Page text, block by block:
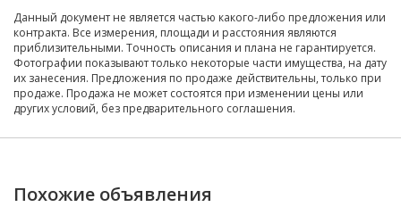
Данный документ не является частью какого-либо предложения или
контракта. Все измерения, площади и расстояния являются
приблизительными. Точность описания и плана не гарантируется.
Фотографии показывают только некоторые части имущества, на дату
их занесения. Предложения по продаже действительны, только при
продаже. Продажа не может состоятся при изменении цены или
других условий, без предварительного соглашения.
Похожие объявления